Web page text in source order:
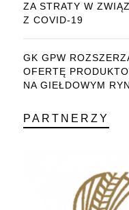
ZA STRATY W
Z COVID-19
GK GPW
OFERTĘ
NA GIEŁDOWYM
PARTNERZY